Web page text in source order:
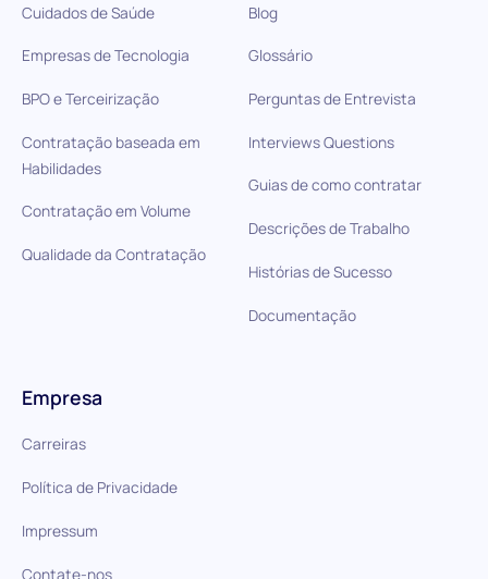
Cuidados de Saúde
Empresas de Tecnologia
BPO e Terceirização
Contratação baseada em
Habilidades
Contratação em Volume
Qualidade da Contratação
Blog
Glossário
Perguntas de Entrevista
Interviews Questions
Guias de como contratar
Descrições de Trabalho
Histórias de Sucesso
Documentação
Empresa
Carreiras
Política de Privacidade
Impressum
Contate-nos